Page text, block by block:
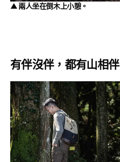
▲ 兩人坐在倒木上小憩。
有伴沒伴，都有山相伴